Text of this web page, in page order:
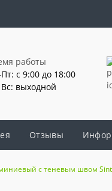
работы
с 9:00 до 18:00
выходной
Отзывы
с теневым швом